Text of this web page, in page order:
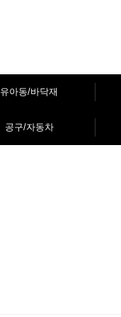
유아동/바닥재
공구/자동차